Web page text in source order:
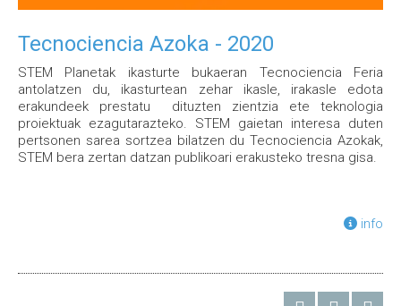
Tecnociencia Azoka - 2020
STEM Planetak ikasturte bukaeran Tecnociencia Feria
antolatzen du, ikasturtean zehar ikasle, irakasle edota
erakundeek prestatu dituzten zientzia ete teknologia
proiektuak ezagutarazteko. STEM gaietan interesa duten
pertsonen sarea sortzea bilatzen du Tecnociencia Azokak,
STEM bera zertan datzan publikoari erakusteko tresna gisa.
info